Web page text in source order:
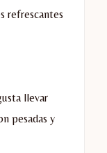
refrescantes
llevar
pesadas y